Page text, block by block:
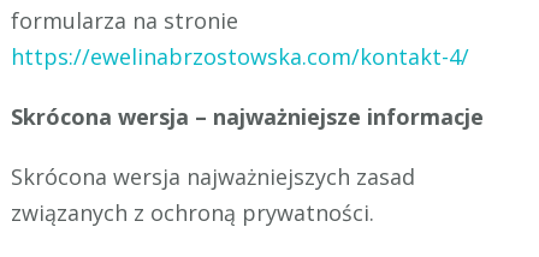
formularza na stronie
https://ewelinabrzostowska.com/kontakt-4/
Skrócona wersja – najważniejsze informacje
Skrócona wersja najważniejszych zasad
związanych z ochroną prywatności.